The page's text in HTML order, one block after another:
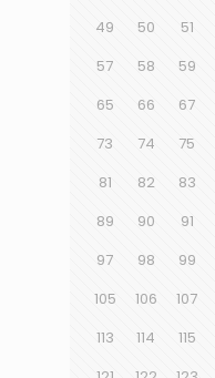
49
50 51
57
58 59
65
66 67
73
74 75
81
82 83
89
90 91
97
98 99
105
106 107
113
114 115